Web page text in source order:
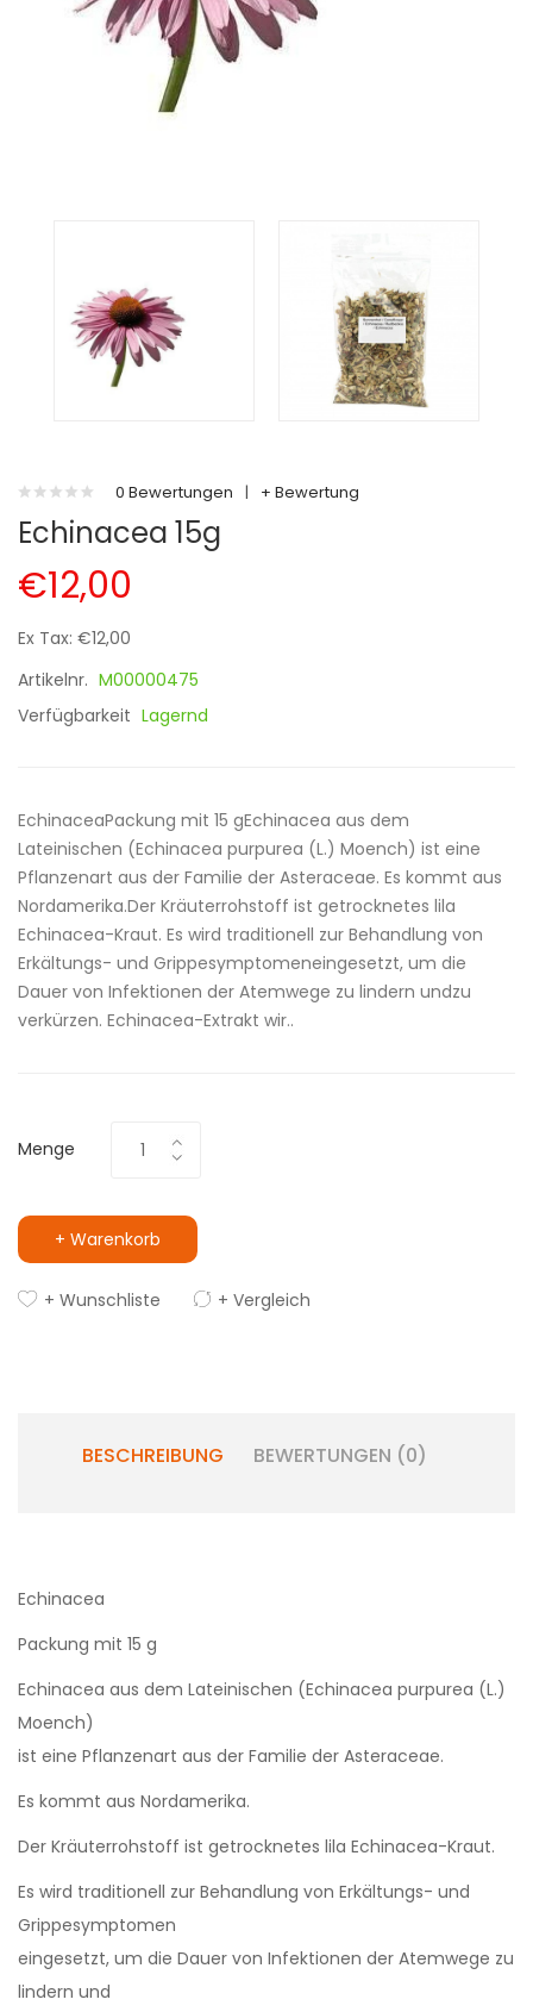
0 Bewertungen | + Bewertung
Echinacea 15g
€12,00
Ex Tax: €12,00
Artikelnr. M00000475
Verfügbarkeit Lagernd
EchinaceaPackung mit 15 gEchinacea aus dem
Lateinischen (Echinacea purpurea (L.) Moench) ist eine
Pflanzenart aus der Familie der Asteraceae. Es kommt aus
Nordamerika.Der Kräuterrohstoff ist getrocknetes lila
Echinacea-Kraut. Es wird traditionell zur Behandlung von
Erkältungs- und Grippesymptomeneingesetzt, um die
Dauer von Infektionen der Atemwege zu lindern undzu
verkürzen. Echinacea-Extrakt wir..
Menge
+ Warenkorb
+ Wunschliste + Vergleich
BESCHREIBUNG BEWERTUNGEN (0)
Echinacea
Packung mit 15 g
Echinacea aus dem Lateinischen (Echinacea purpurea (L.)
Moench)
ist eine Pflanzenart aus der Familie der Asteraceae.
Es kommt aus Nordamerika.
Der Kräuterrohstoff ist getrocknetes lila Echinacea-Kraut.
Es wird traditionell zur Behandlung von Erkältungs- und
Grippesymptomen
eingesetzt, um die Dauer von Infektionen der Atemwege zu
lindern und